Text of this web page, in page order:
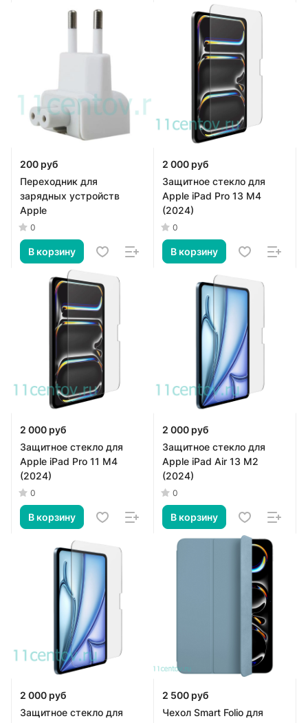
200 руб
Переходник для
зарядных устройств
Apple
0
В корзину
2 000 руб
Защитное стекло для
Apple iPad Pro 13 M4
(2024)
0
В корзину
2 000 руб
Защитное стекло для
Apple iPad Pro 11 M4
(2024)
0
В корзину
2 000 руб
Защитное стекло для
Apple iPad Air 13 M2
(2024)
0
В корзину
2 000 руб
Защитное стекло для
2 500 руб
Чехол Smart Folio для